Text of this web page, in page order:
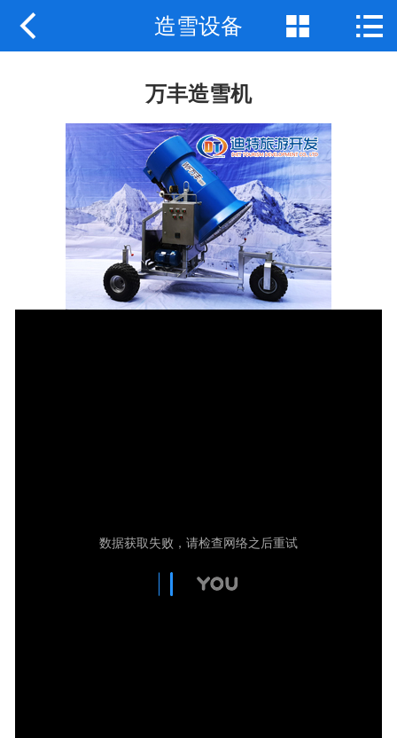
网站首页
新闻动态
应用案例
联系我们
 造雪设备  
万丰造雪机